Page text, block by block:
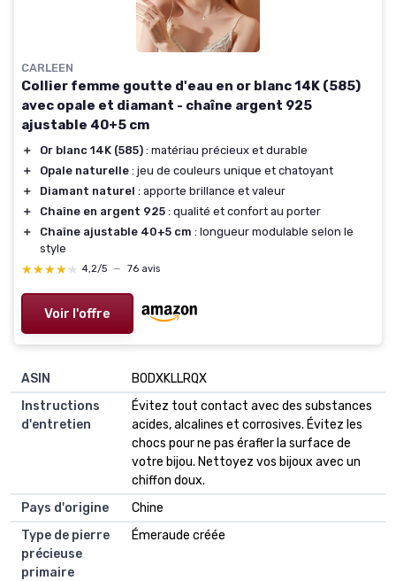
CARLEEN
Collier femme goutte d'eau en or blanc 14K (585)
avec opale et diamant - chaîne argent 925
ajustable 40+5 cm
＋ Or blanc 14K (585) : matériau précieux et durable
＋
Opale naturelle : jeu de couleurs unique et chatoyant
＋
Diamant naturel : apporte brillance et valeur
＋
Chaîne en argent 925 : qualité et confort au porter
＋
Chaîne ajustable 40+5 cm : longueur modulable selon le
style
★★★★★
★★★★★ 4,2/5 — 76 avis
Voir l'offre
ASIN
B0DXKLLRQX
Instructions
d'entretien
Évitez tout contact avec des substances
acides, alcalines et corrosives. Évitez les
chocs pour ne pas érafler la surface de
votre bijou. Nettoyez vos bijoux avec un
chiffon doux.
Pays d'origine
Chine
Type de pierre
précieuse
primaire
Émeraude créée